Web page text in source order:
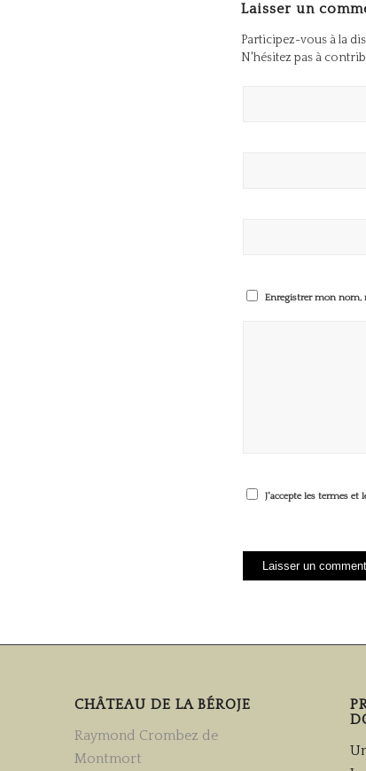
Laisser un
Participez-vous à la
N'hésitez pas à
Enregistrer mon nom,
J'accepte les termes
CHÂTEAU DE LA BÉROJE
Raymond Crombez de
Montmort